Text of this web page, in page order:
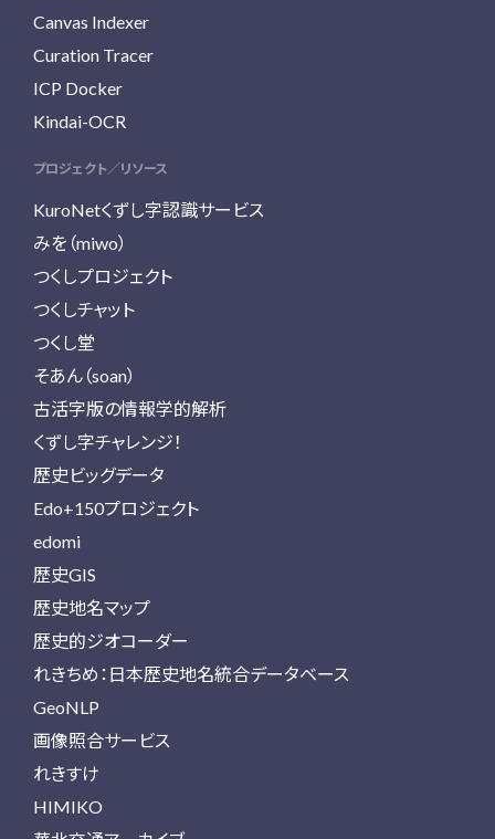
Canvas Indexer
Curation Tracer
ICP Docker
Kindai-OCR
プロジェクト／リソース
KuroNetくずし字認識サービス
みを（miwo）
つくしプロジェクト
つくしチャット
つくし堂
そあん（soan）
古活字版の情報学的解析
くずし字チャレンジ！
歴史ビッグデータ
Edo+150プロジェクト
edomi
歴史GIS
歴史地名マップ
歴史的ジオコーダー
れきちめ：日本歴史地名統合データベース
GeoNLP
画像照合サービス
れきすけ
HIMIKO